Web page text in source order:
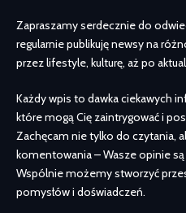
Zapraszamy serdecznie do
regularnie publikuję newsy na
przez lifestyle, kulturę, aż po
Każdy wpis to dawka ciekawych
które mogą Cię zaintrygować i
Zachęcam nie tylko do czytania,
komentowania – Wasze opinie
Wspólnie możemy stworzyć
pomysłów i doświadczeń.